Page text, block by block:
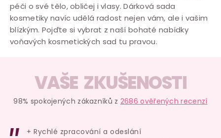
péči o své tělo, obličej i vlasy. Dárková sada
kosmetiky navíc udělá radost nejen vám, ale i vašim
blízkým. Pojďte si vybrat z naší bohaté nabídky
voňavých kosmetických sad tu pravou.
VAŠE ZKUŠENOSTI
98% spokojených zákazníků z 2686 ověřených recenzí
+ Rychlé zpracování a odeslání